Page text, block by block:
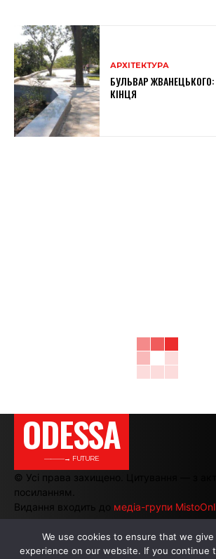
АРХІТЕКТУРА
БУЛЬВАР
КІНЦЯ
ODESSA
———→ FUTURE
© Усі права захищено. Цитування — з
посиланням.
Видання входить до медіа-групи
АВТОРИ |
We use cookies to ensure that we
experience on our website. If you continue